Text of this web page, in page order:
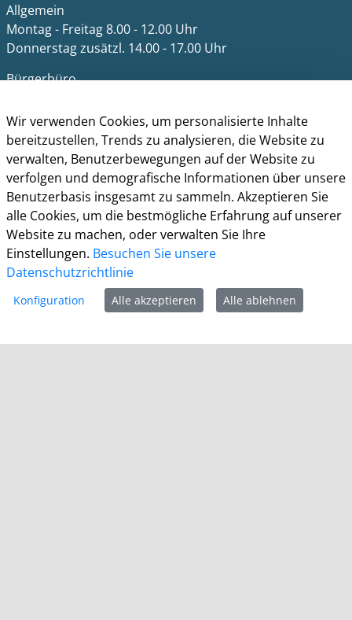
Allgemein
Montag - Freitag 8.00 - 12.00 Uhr
Donnerstag zusätzl. 14.00 - 17.00 Uhr
Bürgerbüro
Dienstag 8.00 - 16.00 Uhr
Mittwoch 7.00 - 12.30 Uhr
Donnerstag 9.00 - 18.00 Uhr
Freitag 8.00 - 12.30 Uhr
Ein Besuch des Bürgerbüros ist generell nur mit
Terminvereinbarung möglich. Termine können unter
termine.grevenbroich.degebucht werden. Für
Dokumentabholungen ist keine Terminvereinbarung
notwendig.
Für einzelne Dienststellen gelten abweichende
Terminvereinbarungen.
Wir verwenden Cookies, um personalisierte Inhalte
bereitzustellen, Trends zu analysieren, die Website zu
verwalten, Benutzerbewegungen auf der Website zu
verfolgen und demografische Informationen über unsere
Benutzerbasis insgesamt zu sammeln. Akzeptieren Sie
alle Cookies, um die bestmögliche Erfahrung auf unserer
Website zu machen, oder verwalten Sie Ihre
Einstellungen. Besuchen Sie unsere
Datenschutzrichtlinie
Konfiguration Alle akzeptieren Alle ablehnen